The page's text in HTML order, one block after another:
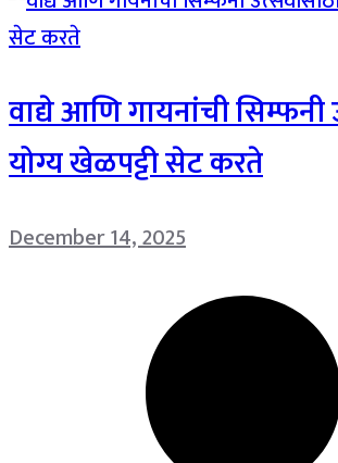
वाद्ये आणि गायनांची सिम्फनी
योग्य खेळपट्टी सेट करते
December 14, 2025